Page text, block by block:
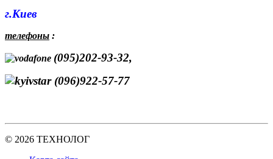
г.Киев
телефоны :
(095)202-93-32,
(096)922-57-77
© 2026 ТЕХНОЛОГ